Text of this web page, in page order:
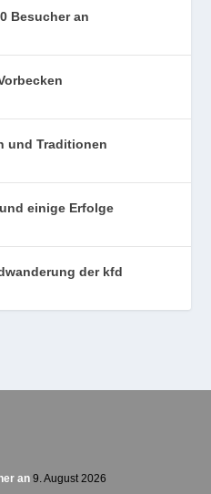
Besucher an
und Traditionen
einige Erfolge
der kfd
an 9. August 2026